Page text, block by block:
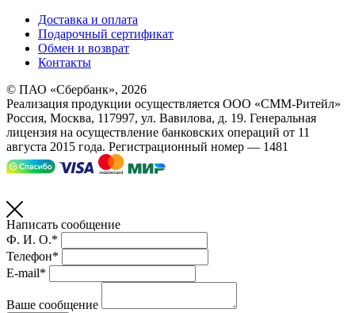
Доставка и оплата
Подарочный сертификат
Обмен и возврат
Контакты
© ПАО «Сбербанк», 2026
Реализация продукции осуществляется ООО «СММ-Ритейл»
Россия, Москва, 117997, ул. Вавилова, д. 19. Генеральная
лицензия на осуществление банковских операций от 11
августа 2015 года. Регистрационный номер — 1481
Написать сообщение
Ф. И. О.*
Телефон*
E-mail*
Ваше сообщение